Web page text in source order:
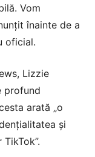
Vom
înainte de a
oficial.
Lizzie
profund
arată „o
și